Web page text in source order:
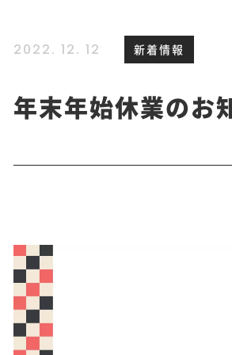
2022. 12. 12 新着情報
年末年始休業のお